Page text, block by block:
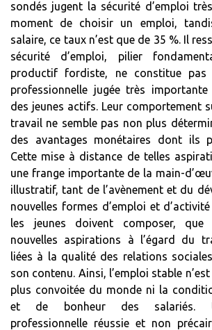
sondés jugent la sécurité d’emploi
moment de choisir un emploi,
salaire, ce taux n’est que de 35 %. Il
sécurité d’emploi, pilier
productif fordiste, ne constitue pas
professionnelle jugée très
des jeunes actifs. Leur comportement
travail ne semble pas non plus
des avantages monétaires dont ils
Cette mise à distance de telles
une frange importante de la main-
illustratif, tant de l’avènement et du
nouvelles formes d’emploi et
les jeunes doivent composer, que
nouvelles aspirations à l’égard du
liées à la qualité des relations
son contenu. Ainsi, l’emploi stable
plus convoitée du monde ni la
et de bonheur des salariés.
professionnelle réussie et non